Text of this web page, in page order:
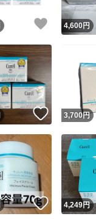
いいね！
4,600円
いいね！
3,700円
いいね！
4,249円